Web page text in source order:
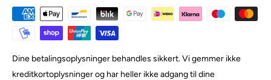
Dine betalingsoplysninger behandles sikkert. Vi gemmer ikke
kreditkortoplysninger og har heller ikke adgang til dine